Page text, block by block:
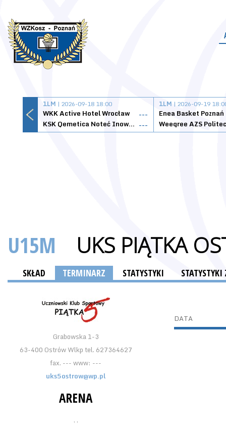
1LM | 2026-09-18 18:00
WKK Active Hotel Wrocław
---
KSK Qemetica Noteć Inowrocław ---
1LM | 2026-09-19
Enea Basket Poznań
U15M UKS PIĄTKA
SKŁAD TERMINARZ STATYSTYKI
Grabowska 1-3
63-400 Ostrów Wlkp tel. 627364627
fax. --- www: ---
uks5ostrow@wp.pl
ARENA
, ,
DATA